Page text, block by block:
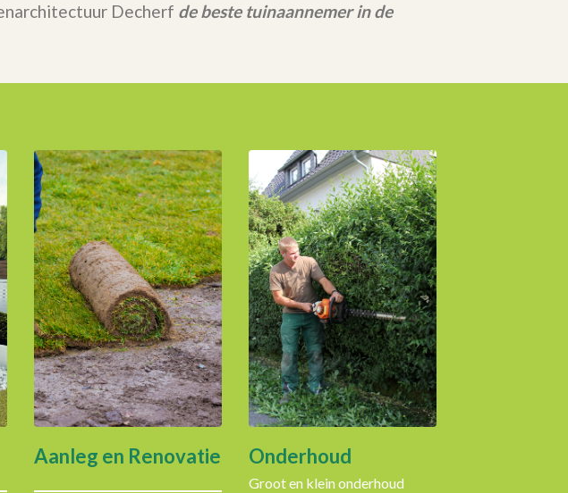
Decherf de beste tuinaannemer in de
Aanleg en Renovatie Onderhoud
Groot en klein onderhoud